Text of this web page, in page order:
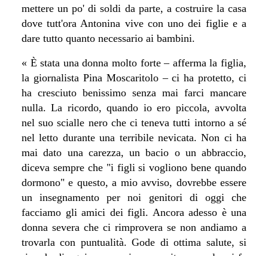
mettere un po' di soldi da parte, a costruire la casa
dove tutt'ora Antonina vive con uno dei figlie e a
dare tutto quanto necessario ai bambini.
« È stata una donna molto forte – afferma la figlia,
la giornalista Pina Moscaritolo – ci ha protetto, ci
ha cresciuto benissimo senza mai farci mancare
nulla. La ricordo, quando io ero piccola, avvolta
nel suo scialle nero che ci teneva tutti intorno a sé
nel letto durante una terribile nevicata. Non ci ha
mai dato una carezza, un bacio o un abbraccio,
diceva sempre che "i figli si vogliono bene quando
dormono" e questo, a mio avviso, dovrebbe essere
un insegnamento per noi genitori di oggi che
facciamo gli amici dei figli. Ancora adesso è una
donna severa che ci rimprovera se non andiamo a
trovarla con puntualità. Gode di ottima salute, si